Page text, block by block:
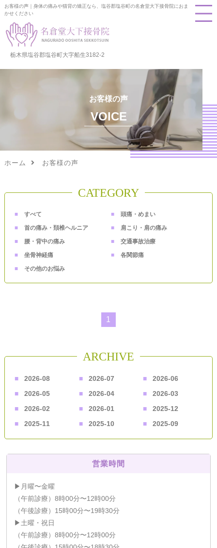
お客様の声｜身体の痛みや猫背の矯正なら、塩谷郡塩谷町の名倉堂大下接骨院におま
かせください
栃木県塩谷郡塩谷町大字船生3182-2
お客様の声
VOICE
ホーム お客様の声
CATEGORY
すべて
頭痛・めまい
首の痛み・頚椎ヘルニア
肩こり・肩の痛み
腰・背中の痛み
交通事故治療
坐骨神経痛
各関節痛
その他のお悩み
1
ARCHIVE
2026-08 2026-07
2026-06
2026-05
2026-04
2026-03
2026-02
2026-01
2025-12
2025-11
2025-10 2025-09
営業時間
▶月曜〜金曜
（午前診療）8時00分〜12時00分
（午後診療）15時00分〜19時30分
▶土曜・祝日
（午前診療）8時00分〜12時00分